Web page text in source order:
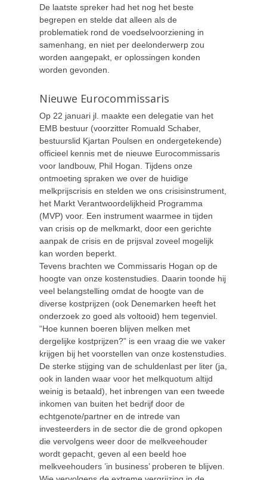
De laatste spreker had het nog het beste
begrepen en stelde dat alleen als de
problematiek rond de voedselvoorziening in
samenhang, en niet per deelonderwerp zou
worden aangepakt, er oplossingen konden
worden gevonden.
Nieuwe Eurocommissaris
Op 22 januari jl. maakte een delegatie van het
EMB bestuur (voorzitter Romuald Schaber,
bestuurslid Kjartan Poulsen en ondergetekende)
officieel kennis met de nieuwe Eurocommissaris
voor landbouw, Phil Hogan. Tijdens onze
ontmoeting spraken we over de huidige
melkprijscrisis en stelden we ons crisisinstrument,
het Markt Verantwoordelijkheid Programma
(MVP) voor. Een instrument waarmee in tijden
van crisis op de melkmarkt, door een gerichte
aanpak de crisis en de prijsval zoveel mogelijk
kan worden beperkt.
Tevens brachten we Commissaris Hogan op de
hoogte van onze kostenstudies. Daarin toonde hij
veel belangstelling omdat de hoogte van de
diverse kostprijzen (ook Denemarken heeft het
onderzoek zo goed als voltooid) hem tegenviel.
“Hoe kunnen boeren blijven melken met
dergelijke kostprijzen?” is een vraag die we vaker
krijgen bij het voorstellen van onze kostenstudies.
De sterke stijging van de schuldenlast per liter (ja,
ook in landen waar voor het melkquotum altijd
weinig is betaald), het inbrengen van een tweede
inkomen van buiten het bedrijf door de
echtgenote/partner en de intrede van
investeerders in de sector die de grond opkopen
die vervolgens weer door de melkveehouder
wordt gepacht, geven al een beeld hoe
melkveehouders ’in business’ proberen te blijven.